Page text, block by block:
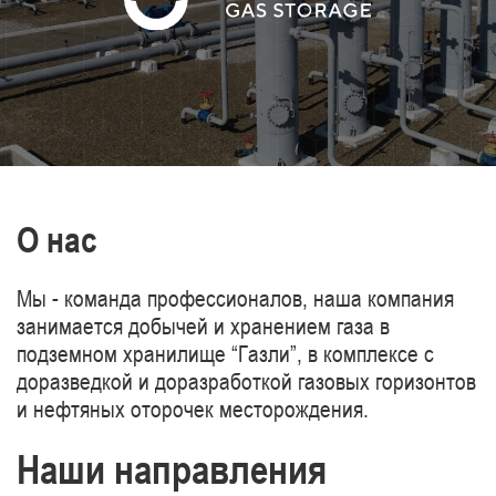
газопроводов Туркменистан-Китай.
О нас
Мы - команда профессионалов, наша компания
занимается добычей и хранением газа в
подземном хранилище “Газли”, в комплексе с
доразведкой и доразработкой газовых горизонтов
и нефтяных оторочек месторождения.
Наши направления